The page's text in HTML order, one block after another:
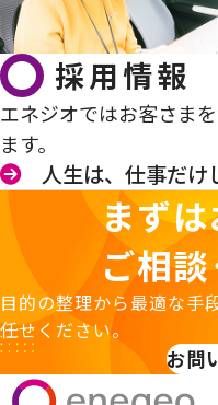
採用情報
エネジオではお客さま
ます。
人生は、仕事だけ
まず
ご相談
目的の整理から最適な手
任せください。
お問